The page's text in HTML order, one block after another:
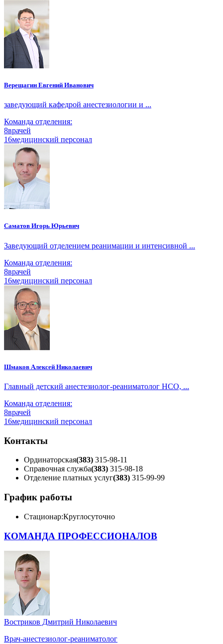
Верещагин Евгений Иванович
заведующий кафедрой анестезиологии и ...
Команда отделения:
8врачей
16медицинский персонал
Саматов Игорь Юрьевич
Заведующий отделением реанимации и интенсивной ...
Команда отделения:
8врачей
16медицинский персонал
Шмаков Алексей Николаевич
Главный детский анестезиолог-реаниматолог НСО, ...
Команда отделения:
8врачей
16медицинский персонал
Контакты
Ординаторская(383) 315-98-11
Справочная служба(383) 315-98-18
Отделение платных услуг(383) 315-99-99
График работы
Стационар:Круглосуточно
КОМАНДА ПРОФЕССИОНАЛОВ
Востриков Дмитрий Николаевич
Врач-анестезиолог-реаниматолог